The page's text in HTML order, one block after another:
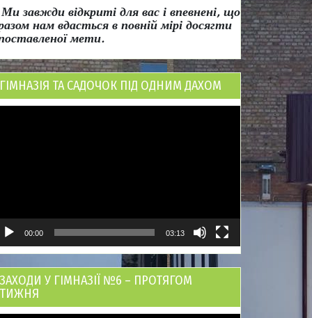
Ми завжди відкриті для вас і впевнені, що
нам вдасться в повній мірі досягти
мети.
ГІМНАЗІЯ ТА САДОЧОК ПІД ОДНИМ ДАХОМ
00:00 03:13
ЗАХОДИ У ГІМНАЗІЇ №6 – ПРОТЯГОМ
ТИЖНЯ